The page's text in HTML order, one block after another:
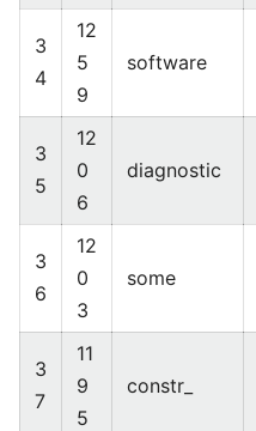
3
4
12
5
9
software
3
5
12
0
6
diagnostic
3
6
12
0
3
some
3
7
11
9
5
constr_